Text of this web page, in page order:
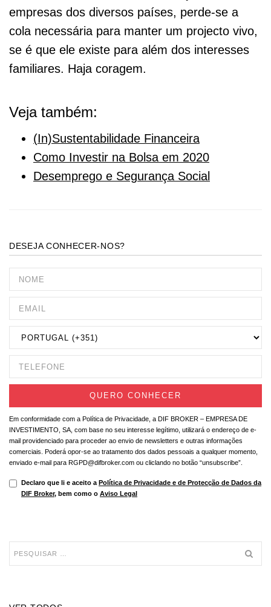
empresas dos diversos países, perde-se a
cola necessária para manter um projecto vivo,
se é que ele existe para além dos interesses
familiares. Haja coragem.
Veja também:
(In)Sustentabilidade Financeira
Como Investir na Bolsa em 2020
Desemprego e Segurança Social
DESEJA CONHECER-NOS?
Em conformidade com a Política de Privacidade, a DIF BROKER – EMPRESA DE
INVESTIMENTO, SA, com base no seu interesse legítimo, utilizará o endereço de e-
mail providenciado para proceder ao envio de newsletters e outras informações
comerciais. Poderá opor-se ao tratamento dos dados pessoais a qualquer momento,
enviado e-mail para RGPD@difbroker.com ou cliclando no botão “unsubscribe”.
Declaro que li e aceito a Política de Privacidade e de Protecção de Dados da
DIF Broker, bem como o Aviso Legal